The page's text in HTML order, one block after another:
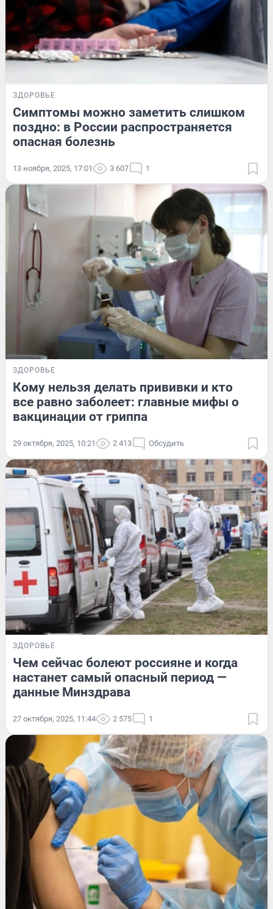
ЗДОРОВЬЕ
Симптомы можно заметить слишком
поздно: в России распространяется
опасная болезнь
13 ноября, 2025, 17:01 3 607 1
ЗДОРОВЬЕ
Кому нельзя делать прививки и кто
все равно заболеет: главные мифы о
вакцинации от гриппа
29 октября, 2025, 10:21 2 413 Обсудить
ЗДОРОВЬЕ
Чем сейчас болеют россияне и когда
настанет самый опасный период —
данные Минздрава
27 октября, 2025, 11:44 2 575 1